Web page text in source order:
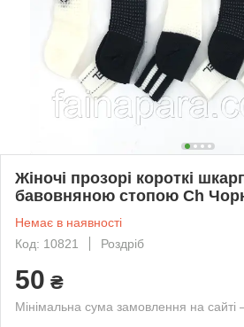
Жіночі прозорі короткі
бавовняною стопою Ch
Немає в наявності
Код: 10821
Роздріб
50 ₴
Мінімальна сума замовлення на